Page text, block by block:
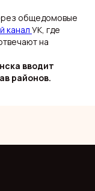
общедомовые
канал УК, где
на
вводит
районов.